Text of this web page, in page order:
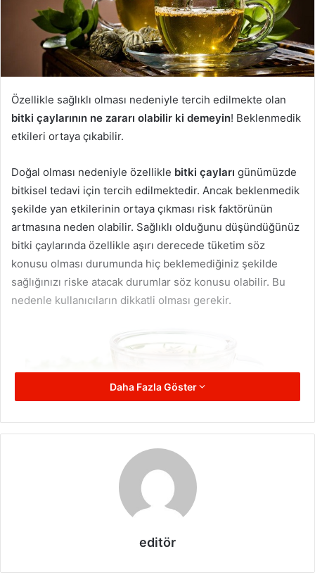
Özellikle sağlıklı olması nedeniyle tercih edilmekte olan
bitki çaylarının ne zararı olabilir ki demeyin! Beklenmedik
etkileri ortaya çıkabilir.
Doğal olması nedeniyle özellikle bitki çayları günümüzde
bitkisel tedavi için tercih edilmektedir. Ancak beklenmedik
şekilde yan etkilerinin ortaya çıkması risk faktörünün
artmasına neden olabilir. Sağlıklı olduğunu düşündüğünüz
bitki çaylarında özellikle aşırı derecede tüketim söz
konusu olması durumunda hiç beklemediğiniz şekilde
sağlığınızı riske atacak durumlar söz konusu olabilir. Bu
nedenle kullanıcıların dikkatli olması gerekir.
Kış aylarında yoğun olarak tüketilmek dolan bitki çayları
direncinin artmasını sağlayabilir. Metabolizma hızının
yükselmesini sağlaması nedeniyle özellikle poşetbitki
Daha Fazla Göster
editör